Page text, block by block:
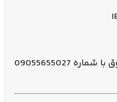
لطفا جهت ثبت سفارش محصول فوق با شماره 09055655027